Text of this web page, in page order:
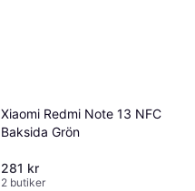
Xiaomi Redmi Note 13 NFC
Baksida Grön
281 kr
2 butiker